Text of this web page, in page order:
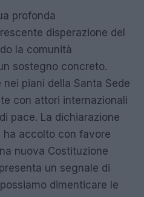
profonda
disperazione del
la comunità
sostegno concreto.
piani della Santa Sede
con attori internazionali
pace. La dichiarazione
accolto con favore
nuova Costituzione
un segnale di
dimenticare le